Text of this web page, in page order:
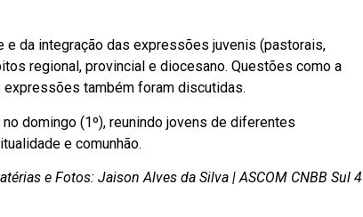
da integração das expressões juvenis (pastorais,
regional, provincial e diocesano. Questões como a
expressões também foram discutidas.
domingo (1º), reunindo jovens de diferentes
e comunhão.
e Fotos: Jaison Alves da Silva | ASCOM CNBB Sul 4